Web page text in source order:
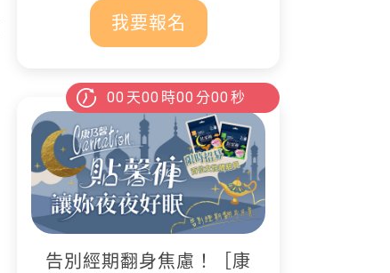
我要報名
00 天00 時00 分00 秒
告別經期翻身焦慮！［康